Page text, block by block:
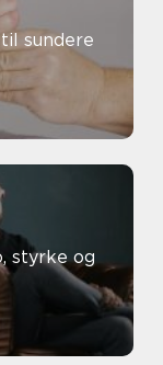
sundere
styrke og